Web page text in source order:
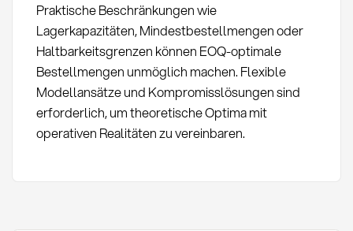
Praktische Beschränkungen wie
Lagerkapazitäten, Mindestbestellmengen oder
Haltbarkeitsgrenzen können EOQ-optimale
Bestellmengen unmöglich machen. Flexible
Modellansätze und Kompromisslösungen sind
erforderlich, um theoretische Optima mit
operativen Realitäten zu vereinbaren.